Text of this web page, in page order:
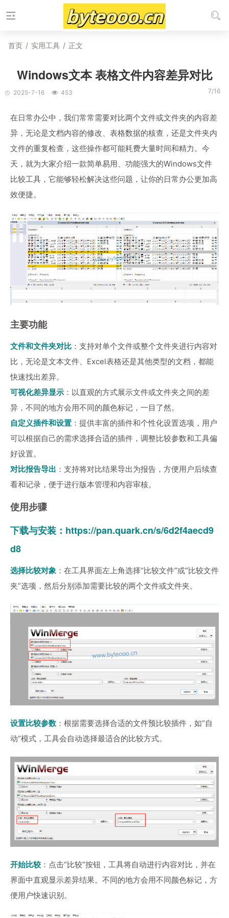
首页 / 实用工具 / 正文
Windows文本 表格文件内容差异对比
2025-7-16 453 7/16
在日常办公中，我们常常需要对比两个文件或文件夹的内容差
异，无论是文档内容的修改、表格数据的核查，还是文件夹内
文件的重复检查，这些操作都可能耗费大量时间和精力。今
天，就为大家介绍一款简单易用、功能强大的Windows文件
比较工具，它能够轻松解决这些问题，让你的日常办公更加高
效便捷。
主要功能
文件和文件夹对比 ：支持对单个文件或整个文件夹进行内容对
比，无论是文本文件、Excel表格还是其他类型的文档，都能
快速找出差异。
可视化差异显示 ：以直观的方式展示文件或文件夹之间的差
异，不同的地方会用不同的颜色标记，一目了然。
自定义插件和设置 ：提供丰富的插件和个性化设置选项，用户
可以根据自己的需求选择合适的插件，调整比较参数和工具偏
好设置。
对比报告导出 ：支持将对比结果导出为报告，方便用户后续查
看和记录，便于进行版本管理和内容审核。
使用步骤
下载与安装： https://pan.quark.cn/s/6d2f4aecd9
d8
选择比较对象 ：在工具界面左上角选择“比较文件”或“比较文件
夹”选项，然后分别添加需要比较的两个文件或文件夹。
设置比较参数 ：根据需要选择合适的文件预比较插件，如“自
动”模式，工具会自动选择最适合的比较方式。
开始比较 ：点击“比较”按钮，工具将自动进行内容对比，并在
界面中直观显示差异结果。不同的地方会用不同颜色标记，方
便用户快速识别。